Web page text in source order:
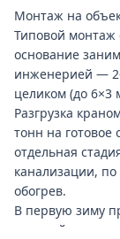
компоновку
свыше 200
справляется —
расширенную
нужна вытяжка
плюс
компоновку
Типичная
надежде
нужного
добавить
Монтаж на
Типовой монтаж
основание
инженерией —
целиком (до
Разгрузка
тонн на
отдельная
канализации, по
обогрев.
В первую зиму
панелей: на